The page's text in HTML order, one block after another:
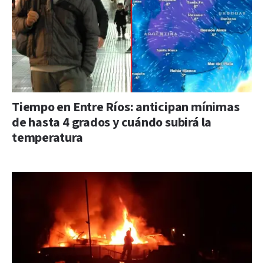
Tiempo en Entre Ríos: anticipan mínimas
de hasta 4 grados y cuándo subirá la
temperatura